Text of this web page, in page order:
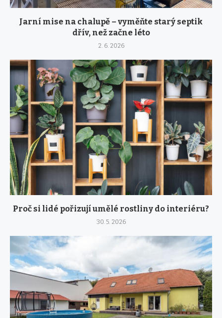
Jarní mise na chalupě – vyměňte starý septik
dřív, než začne léto
2. 6. 2026
Proč si lidé pořizují umělé rostliny do interiéru?
30. 5. 2026